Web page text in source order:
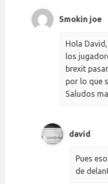
Smokin joe
Hola
los
brexit
por lo que
Saludos
david
Pues
de